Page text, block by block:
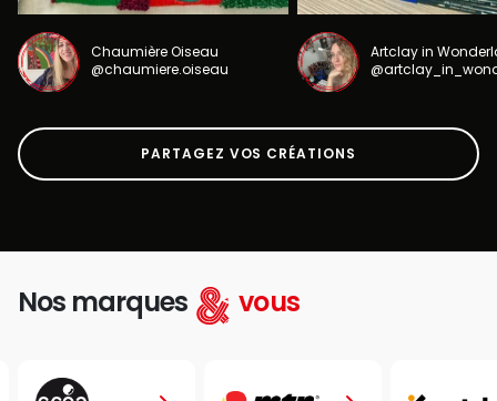
Chaumière Oiseau
@chaumiere.oiseau
Artclay in
PARTAGEZ VOS CRÉATIONS
Nos marques vous